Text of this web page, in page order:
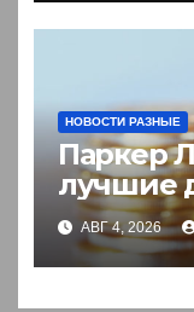
НОВОСТИ РАЗНЫЕ
Паркер
лучшие
акции
АВГ 4, 2026